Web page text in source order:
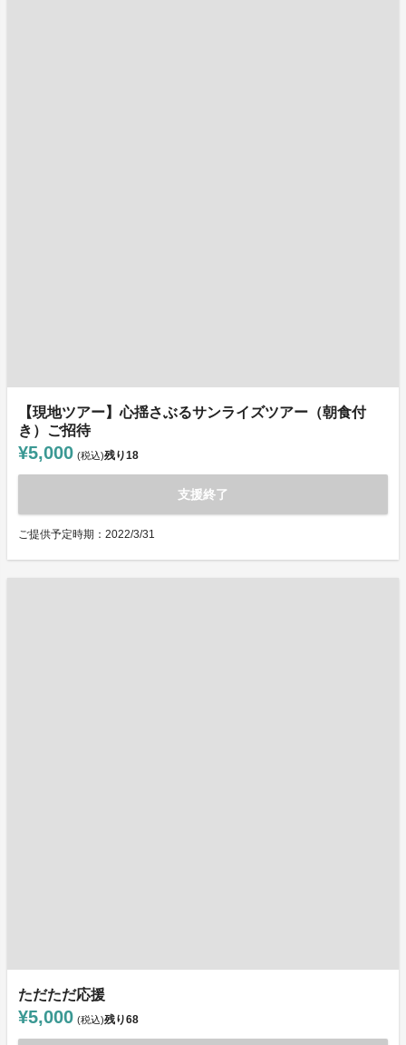
【現地ツアー】心揺さぶるサンライズツアー（朝食付
き）ご招待
¥5,000 (税込)残り18
支援終了
ご提供予定時期：2022/3/31
ただただ応援
¥5,000 (税込)残り68